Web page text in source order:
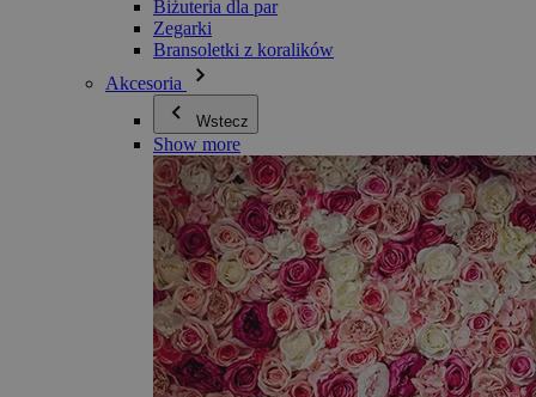
Biżuteria dla par
Zegarki
Bransoletki z koralików
Akcesoria
Wstecz
Show more